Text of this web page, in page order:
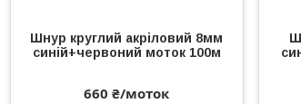
Шнур круглий акріловий 8мм
синій+червоний моток 100м
660 ₴/моток